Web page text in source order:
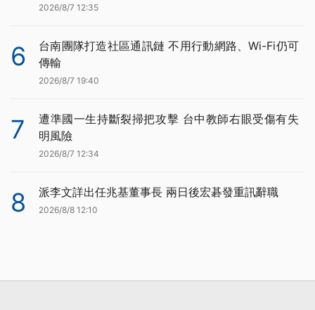
2026/8/7 12:35
6
台南團隊打造社區通訊鏈 不用行動網路、Wi-Fi仍可
傳輸
2026/8/7 19:40
7
遭準國一生持斷裂掃把攻擊 台中教師右眼受傷有失
明風險
2026/8/7 12:34
8 派李文詳出任兆基董事長 兩日後宏碁發重訊辭職
2026/8/8 12:10